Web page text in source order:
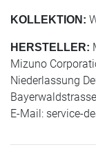
KOLLEKTION:
HERSTELLER:
Mizuno
Niederlassung
E-Mail: service-